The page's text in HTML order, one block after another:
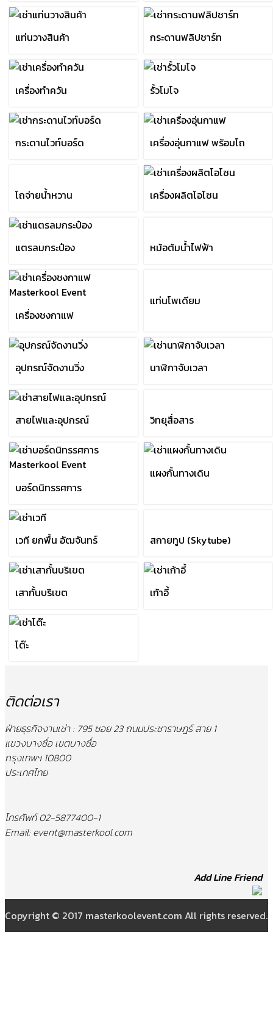
แท่นวางสินค้า กระดานฟลิปชาร์ท
เครื่องทำควัน รั้วโมโจ
กระดานไวท์บอร์ด เครื่องอุ่นกาแฟ พร้อมโถ
โถจ่ายน้ำหวาน เครื่องผลิตโอโซน
แตรลมกระป๋อง หม้อต้มน้ำไฟฟ้า
เครื่องชงกาแฟ
แท่นโพเดียม
อุปกรณ์จัดงานวิ่ง นาฬิกาจับเวลา
สายไฟและอุปกรณ์ วิทยุสื่อสาร
บอร์ดนิทรรศการ
แผงกั้นทางเดิน
เวที ยกพื้น อัฒจันทร์ สกายทูป (Skytube)
เสากั้นบริเขต เก้าอี้
โต๊ะ
ติดต่อเรา
ฝ่ายธุรกิจงานเช่า : 795 ซอย 23 ถนนประชาราษฎร์ สาย 1
แขวงบางซื่อ เขตบางซื่อ
กรุงเทพฯ 10800
ประเทศไทย
โทรศัพท์ 02-5877400-1
Email: event@masterkool.com
Add Line Friend
Copyright © 2017 masterkoolevent.com All rights reserved.